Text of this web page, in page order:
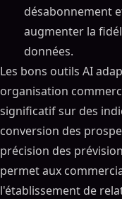
désabonnement
augmenter la
données.
Les bons outils AI
organisation
significatif sur des
conversion des
précision des
permet aux
l'établissement de